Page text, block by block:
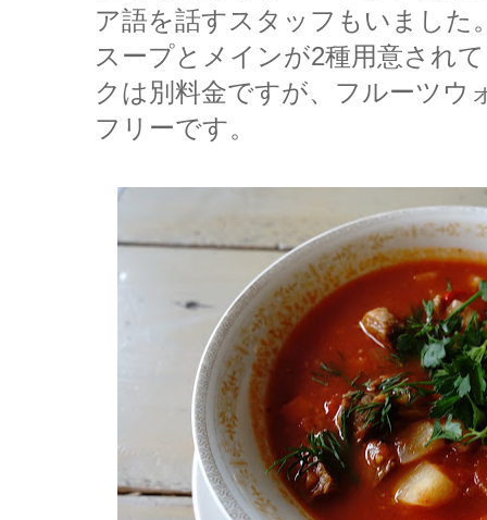
ア語を話すスタッフもいました
スープとメインが2種用意され
クは別料金ですが、フルーツウ
フリーです。